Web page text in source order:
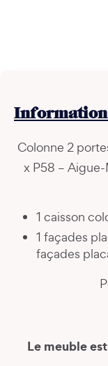
Colonne 2
x P58 –
1 caisson
1 façades
façades
Le meuble